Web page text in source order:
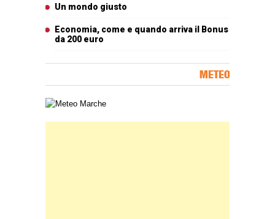
Un mondo giusto
Economia, come e quando arriva il Bonus
da 200 euro
METEO
Carta meteorologica delle Marche